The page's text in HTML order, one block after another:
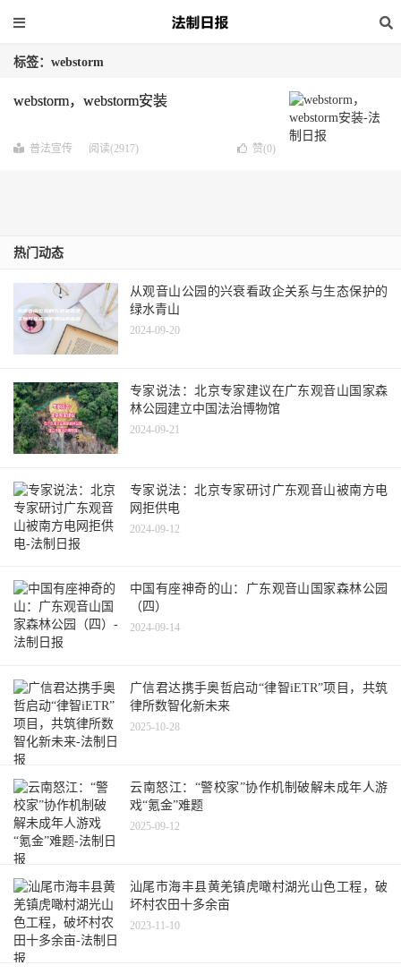
标签：webstorm
webstorm，webstorm安装
普法宣传 阅读(2917) 赞(0)
热门动态
从观音山公园的兴衰看政企关系与生态保护的
绿水青山
2024-09-20
专家说法：北京专家建议在广东观音山国家森
林公园建立中国法治博物馆
2024-09-21
专家说法：北京专家研讨广东观音山被南方电
网拒供电
2024-09-12
中国有座神奇的山：广东观音山国家森林公园
（四）
2024-09-14
广信君达携手奥哲启动“律智iETR”项目，共筑
律所数智化新未来
2025-10-28
云南怒江：“警校家”协作机制破解未成年人游
戏“氪金”难题
2025-09-12
汕尾市海丰县黄羌镇虎噉村湖光山色工程，破
坏村农田十多余亩
2023-11-10